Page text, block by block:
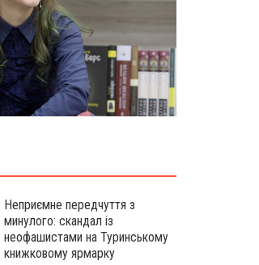
Неприємне передчуття з
минулого: скандал із
неофашистами на Туринському
книжковому ярмарку